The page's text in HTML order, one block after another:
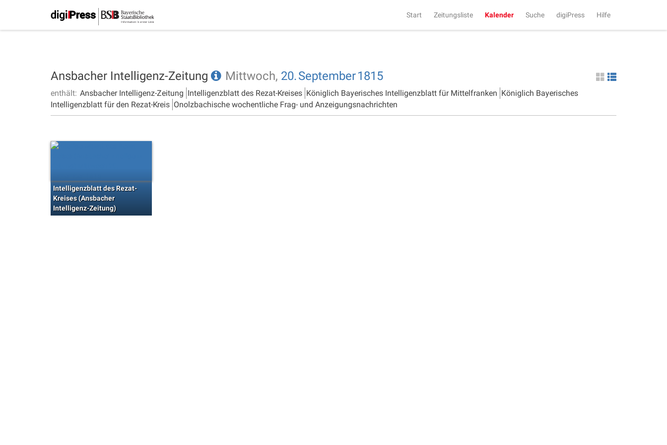
Start Zeitungsliste Kalender Suche digiPress Hilfe
Ansbacher Intelligenz-Zeitung Mittwoch, 20.September1815
enthält: Ansbacher Intelligenz-Zeitung Intelligenzblatt des Rezat-Kreises Königlich Bayerisches Intelligenzblatt für Mittelfranken Königlich Bayerisches
Intelligenzblatt für den Rezat-Kreis Onolzbachische wochentliche Frag- und Anzeigungsnachrichten
Intelligenzblatt des Rezat-
Kreises (Ansbacher
Intelligenz-Zeitung)